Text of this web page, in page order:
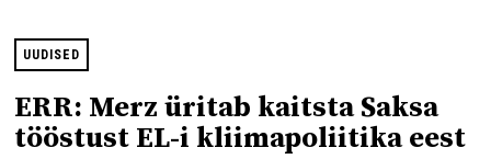
UUDISED
ERR: Merz üritab kaitsta Saksa
tööstust EL-i kliimapoliitika eest